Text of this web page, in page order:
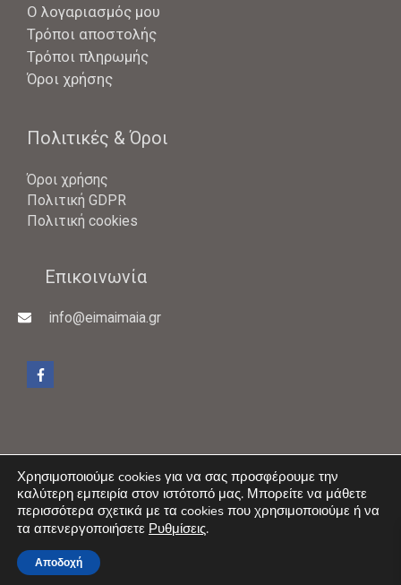
Ο λογαριασμός μου
Τρόποι αποστολής
Τρόποι πληρωμής
Όροι χρήσης
Πολιτικές & Όροι
Όροι χρήσης
Πολιτική GDPR
Πολιτική cookies
Επικοινωνία
info@eimaimaia.gr
Copyright © 2026 -eimai maia
Όροι χρήσης
Χρησιμοποιούμε cookies για να σας προσφέρουμε την
καλύτερη εμπειρία στον ιστότοπό μας. Μπορείτε να μάθετε
περισσότερα σχετικά με τα cookies που χρησιμοποιούμε ή να
τα απενεργοποιήσετε Ρυθμίσεις.
Αποδοχή